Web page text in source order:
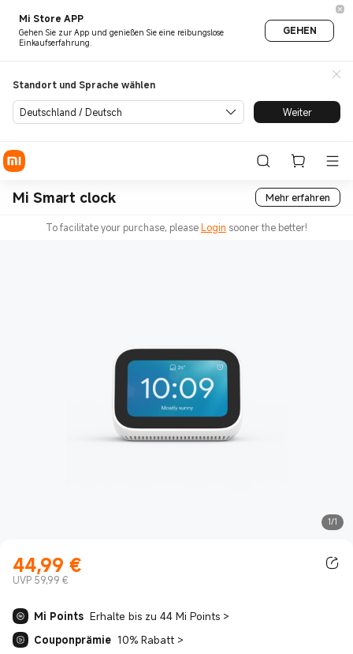
Mi Store APP
Gehen Sie zur App und genießen Sie eine reibungslose
Einkaufserfahrung.
GEHEN
Standort und Sprache wählen
Deutschland / Deutsch Weiter
Mi Smart clock Mehr erfahren
To facilitate your purchase, pleaseLogin sooner the better!
1/1
44,99 €
Current Price €44.99
UVP 59,99 €
Mi Points Erhalte bis zu 44 Mi Points >
Couponprämie 10% Rabatt >